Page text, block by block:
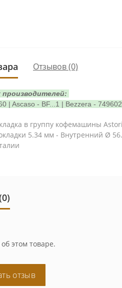
Отзывов (0)
производителей:
| Ascaso - BF...1 | Bezzera -
в группу кофемашины
5.34 мм - Внутренний Ø
этом товаре.
отзыв